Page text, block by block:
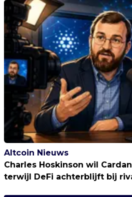
Altcoin Nieuws
Charles Hoskinson wil
terwijl DeFi achterblijft bij